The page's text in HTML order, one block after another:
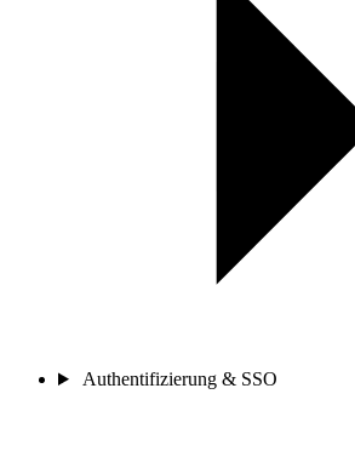
Authentifizierung & SSO